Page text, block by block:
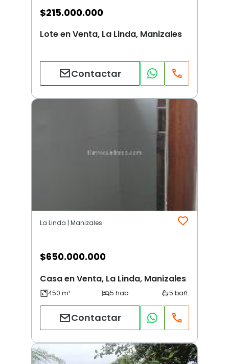
$215.000.000
Lote en Venta, La Linda, Manizales
Contactar
La Linda | Manizales
$650.000.000
Casa en Venta, La Linda, Manizales
Contactar